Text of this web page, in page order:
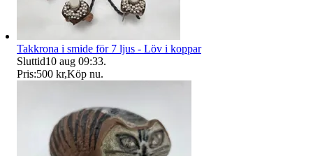
Takkrona i smide för 7 ljus - Löv i koppar
Sluttid10 aug 09:33.
Pris:500 kr,Köp nu.